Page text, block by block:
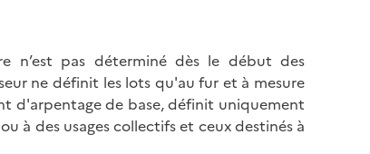
n’est pas déterminé dès le début des
ne définit les lots qu'au fur et à mesure
d'arpentage de base, définit uniquement
à des usages collectifs et ceux destinés à